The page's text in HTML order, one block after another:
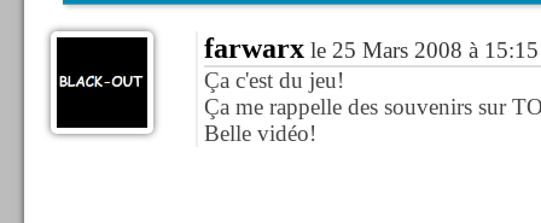
farwarxle 25 Mars 2008 à 15:15
Ça c'est du jeu!
Ça me rappelle des souvenirs sur
Belle vidéo!